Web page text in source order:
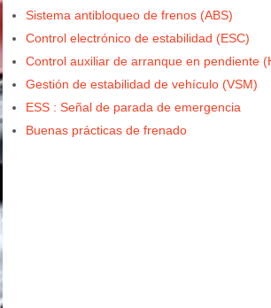
Sistema antibloqueo de frenos (ABS)
Control electrónico de estabilidad (ESC)
Control auxiliar de arranque en pendiente
Gestión de estabilidad de vehículo (VSM)
ESS : Señal de parada de emergencia
Buenas prácticas de frenado